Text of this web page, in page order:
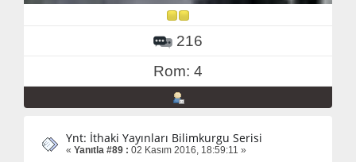
216
Rom: 4
Ynt: İthaki Yayınları Bilimkurgu Serisi
« Yanıtla #89 : 02 Kasım 2016, 18:59:11 »